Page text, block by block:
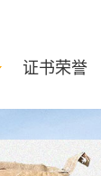
证书荣誉